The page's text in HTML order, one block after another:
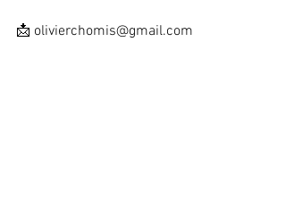
📩 olivierchomis@gmail.com